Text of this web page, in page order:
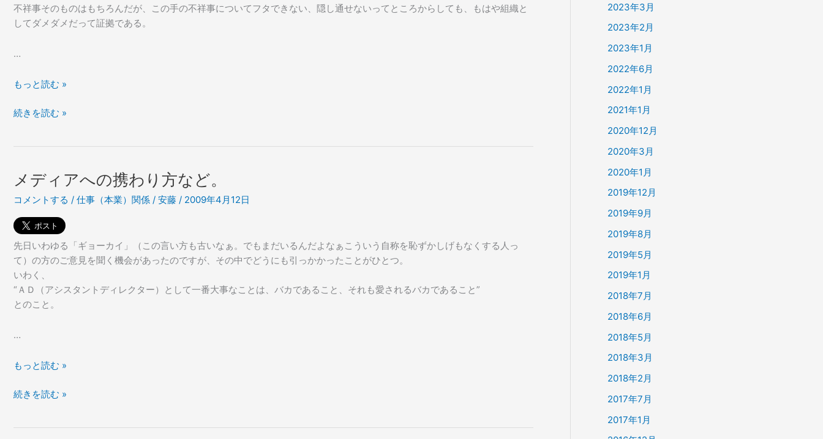
不祥事そのものはもちろんだが、この手の不祥事についてフタできない、隠し通せないってところからしても、もはや組織と
してダメダメだって証拠である。
…
お
ま
ん
じ
ゃ
な
い
か。
もっと読む »
お
い
い
ん
じ
ゃ
な
い
か。
続きを読む »
メディアへの携わり方など。
コメントする / 仕事（本業）関係 / 安藤 / 2009年4月12日
先日いわゆる「ギョーカイ」（この言い方も古いなぁ。でもまだいるんだよなぁこういう自称を恥ずかしげもなくする人っ
て）の方のご意見を聞く機会があったのですが、その中でどうにも引っかかったことがひとつ。
いわく、
“ＡＤ（アシスタントディレクター）として一番大事なことは、バカであること、それも愛されるバカであること”
とのこと。
…
メ
ィ
もっと読む »
メ
続きを読む »
2023年3月
2023年2月
2023年1月
2022年6月
2022年1月
2021年1月
2020年12月
2020年3月
2020年1月
2019年12月
2019年9月
2019年8月
2019年5月
2019年1月
2018年7月
2018年6月
2018年5月
2018年3月
2018年2月
2017年7月
2017年1月